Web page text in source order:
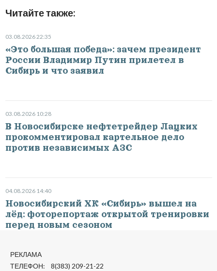
Читайте также:
03.08.2026 22:35
«Это большая победа»: зачем президент
России Владимир Путин прилетел в
Сибирь и что заявил
03.08.2026 10:28
В Новосибирске нефтетрейдер Лацких
прокомментировал картельное дело
против независимых АЗС
04.08.2026 14:40
Новосибирский ХК «Сибирь» вышел на
лёд: фоторепортаж открытой тренировки
перед новым сезоном
РЕКЛАМА
ТЕЛЕФОН: 8(383) 209-21-22